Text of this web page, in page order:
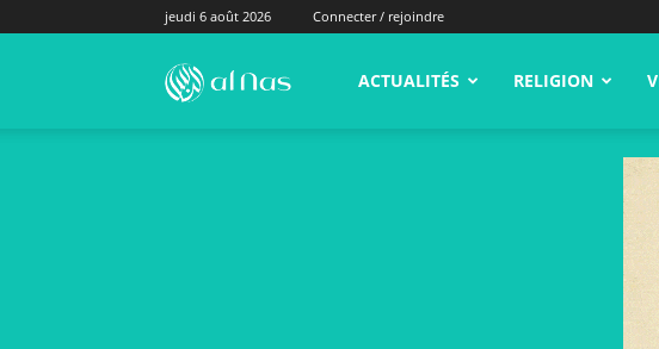
jeudi 6 août 2026 Connecter / rejoindre
alNas.fr ACTUALITÉS RELIGION